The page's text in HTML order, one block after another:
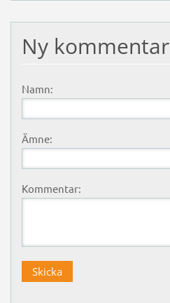
Ny kommentar
Namn:
Ämne:
Kommentar: